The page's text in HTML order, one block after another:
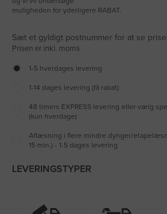
muligheden for yderligere RABAT.
Sæt et gyldigt postnummer for at se
1-5 hverdages levering
1-14 dages levering (få rabat)
48 timers EXPRESS levering eller vælg
(kun hverdage)
Aflæsning i flere mindre dynger/
15 min.) - 1-5 dages levering
LEVERINGSTYPER